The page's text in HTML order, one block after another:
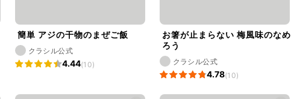
簡単 アジの干物のまぜご飯
クラシル公式
4.44(10)
お箸が止まらない 梅風味のなめ
ろう
クラシル公式
4.78(10)